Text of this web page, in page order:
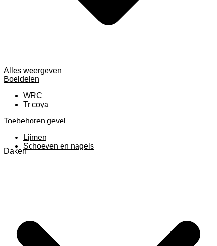
Alles weergeven
Boeidelen
WRC
Tricoya
Toebehoren gevel
Lijmen
Schoeven en nagels
Daken